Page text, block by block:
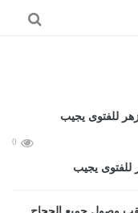
0
للفتوى يجيب